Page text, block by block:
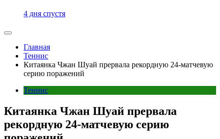
4 дня спустя
Главная
Теннис
Китаянка Чжан Шуай прервала рекордную 24-матчевую
серию поражений
Теннис
Китаянка Чжан Шуай прервала
рекордную 24-матчевую серию